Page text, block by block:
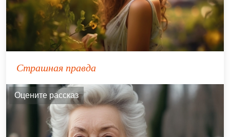
Страшная правда
Оцените рассказ